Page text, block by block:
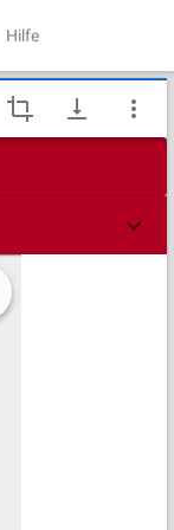
Hilfe